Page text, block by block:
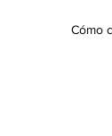
Cómo